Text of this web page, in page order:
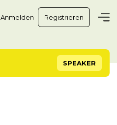
Anmelden Registrieren
SPEAKER